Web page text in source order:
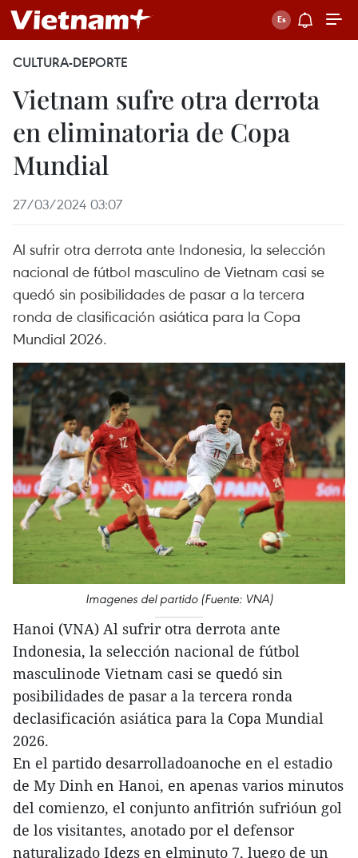
CULTURA-DEPORTE
Vietnam sufre otra derrota
en eliminatoria de Copa
Mundial
27/03/2024 03:07
Al sufrir otra derrota ante Indonesia, la selección
nacional de fútbol masculino de Vietnam casi se
quedó sin posibilidades de pasar a la tercera
ronda de clasificación asiática para la Copa
Mundial 2026.
Imagenes del partido (Fuente: VNA)
Hanoi (VNA) Al sufrir otra derrota ante
Indonesia, la selección nacional de fútbol
masculinode Vietnam casi se quedó sin
posibilidades de pasar a la tercera ronda
declasificación asiática para la Copa Mundial
2026.
En el partido desarrolladoanoche en el estadio
de My Dinh en Hanoi, en apenas varios minutos
del comienzo, el conjunto anfitrión sufrióun gol
de los visitantes, anotado por el defensor
naturalizado Idezs en elminuto 7, luego de un